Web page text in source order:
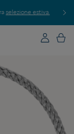
estiva. Scopri le